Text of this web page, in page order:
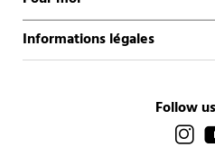
Informations légales
Follow